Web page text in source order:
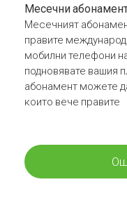
Месечни
Месечният
правите
мобилни телефони
подновявате вашия
абонамент можете
които вече правите